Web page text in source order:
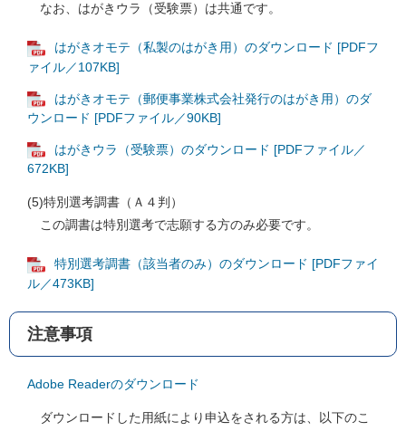
なお、はがきウラ（受験票）は共通です。
はがきオモテ（私製のはがき用）のダウンロード [PDFフ
ァイル／107KB]
はがきオモテ（郵便事業株式会社発行のはがき用）のダ
ウンロード [PDFファイル／90KB]
はがきウラ（受験票）のダウンロード [PDFファイル／
672KB]
(5)特別選考調書（Ａ４判）
この調書は特別選考で志願する方のみ必要です。
特別選考調書（該当者のみ）のダウンロード [PDFファイ
ル／473KB]
注意事項
Adobe Readerのダウンロード
ダウンロードした用紙により申込をされる方は、以下のこ